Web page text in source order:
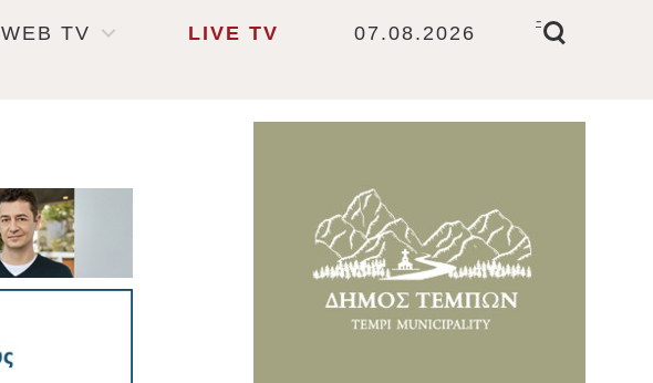
WEB TV LIVE TV 07.08.2026
-